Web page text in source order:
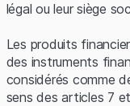
légal ou leur siège
Les produits
des instruments
considérés comme
sens des articles 7